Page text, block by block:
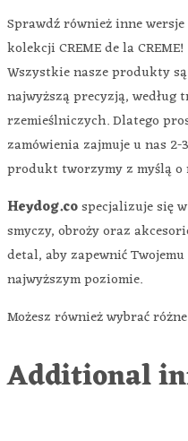
Sprawdź również inne
kolekcji CREME de la CREME!
Wszystkie nasze produkty
najwyższą precyzją, według
rzemieślniczych. Dlatego
zamówienia zajmuje u nas
produkt tworzymy z myślą o
Heydog.cospecjalizuje się
smyczy, obroży oraz
detal, aby zapewnić
najwyższym poziomie.
Możesz również wybrać
Additional